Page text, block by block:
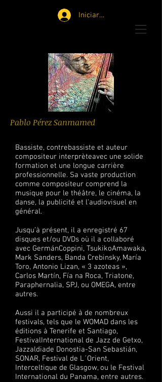
Iniciar sesión
Pablo Pérez Sanmamed
Bassiste, contrebassiste et auteur
compositeur interprèteavec une solide
formation et une longue carrière
professionnelle. Sa vaste production
comme compositeur comprend la
musique pour le théâtre, le cinéma, la
danse, la publicité et l'audiovisuel en
général.
Jusqu’à présent, il a enregistré 67
disques et/ou DVDs où il a collaboré
avec GermánCoppini, TsukikoAmawaka,
Mark Sanders, Banda Crebinsky, María
Toro, Antonio Lizan, « 3 azoteas »,
Carlos Martín, Fía na Roca, Triatone,
Paraphernalia, SPJ, ou OMEGA, entre
autres.
Aussi il a participé à de nombreux
festivals, tels que le WOMAD dans les
éditions à Tenerife et Santiago,
FestivalInternational de Jazz de Getxo,
Jazzaldiade Donostia-San Sebastián,
SONAR, Festival de L´Orient,
Interceltique de Glasgow, ou le Festival
International du Panama, entre autres.